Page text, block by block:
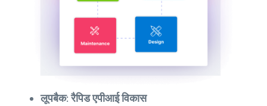
लूपबैक: रैपिड एपीआई विकास